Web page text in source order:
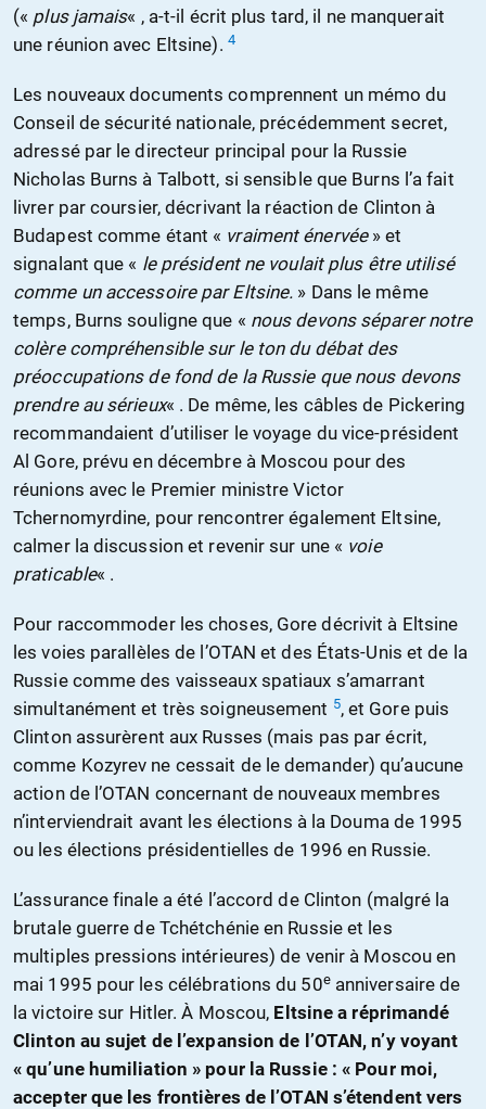
(« plus jamais« , a-t-il écrit plus tard, il ne manquerait
une réunion avec Eltsine). 4
Les nouveaux documents comprennent un mémo du
Conseil de sécurité nationale, précédemment secret,
adressé par le directeur principal pour la Russie
Nicholas Burns à Talbott, si sensible que Burns l’a fait
livrer par coursier, décrivant la réaction de Clinton à
Budapest comme étant « vraiment énervée» et
signalant que « le président ne voulait plus être utilisé
comme un accessoire par Eltsine. » Dans le même
temps, Burns souligne que « nous devons séparer notre
colère compréhensible sur le ton du débat des
préoccupations de fond de la Russie que nous devons
prendre au sérieux« . De même, les câbles de Pickering
recommandaient d’utiliser le voyage du vice-président
Al Gore, prévu en décembre à Moscou pour des
réunions avec le Premier ministre Victor
Tchernomyrdine, pour rencontrer également Eltsine,
calmer la discussion et revenir sur une « voie
praticable« .
Pour raccommoder les choses, Gore décrivit à Eltsine
les voies parallèles de l’OTAN et des États-Unis et de la
Russie comme des vaisseaux spatiaux s’amarrant
simultanément et très soigneusement 5, et Gore puis
Clinton assurèrent aux Russes (mais pas par écrit,
comme Kozyrev ne cessait de le demander) qu’aucune
action de l’OTAN concernant de nouveaux membres
n’interviendrait avant les élections à la Douma de 1995
ou les élections présidentielles de 1996 en Russie.
L’assurance finale a été l’accord de Clinton (malgré la
brutale guerre de Tchétchénie en Russie et les
multiples pressions intérieures) de venir à Moscou en
mai 1995 pour les célébrations du 50eanniversaire de
la victoire sur Hitler. À Moscou, Eltsine a réprimandé
Clinton au sujet de l’expansion de l’OTAN, n’y voyant
« qu’une humiliation » pour la Russie : « Pour moi,
accepter que les frontières de l’OTAN s’étendent vers